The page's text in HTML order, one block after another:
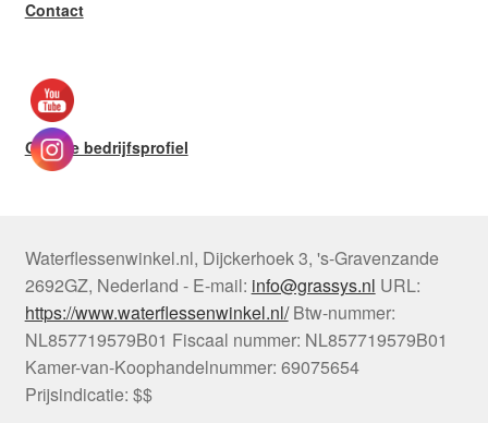
Contact
Google bedrijfsprofiel
Waterflessenwinkel.nl, Dijckerhoek 3, 's-Gravenzande
2692GZ, Nederland - E-mail: info@grassys.nl URL:
https://www.waterflessenwinkel.nl/ Btw-nummer:
NL857719579B01 Fiscaal nummer: NL857719579B01
Kamer-van-Koophandelnummer: 69075654
Prijsindicatie: $$